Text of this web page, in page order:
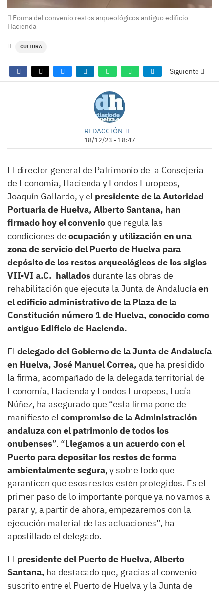
Forma del convenio restos arqueológicos antiguo edificio
Hacienda
CULTURA
Siguiente
REDACCIÓN
18/12/23 - 18:47
El director general de Patrimonio de la Consejería
de Economía, Hacienda y Fondos Europeos,
Joaquín Gallardo, y el presidente de la Autoridad
Portuaria de Huelva, Alberto Santana, han
firmado hoy el convenio que regula las
condiciones de ocupación y utilización en una
zona de servicio del Puerto de Huelva para
depósito de los restos arqueológicos de los siglos
VII-VI a.C. hallados durante las obras de
rehabilitación que ejecuta la Junta de Andalucía en
el edificio administrativo de la Plaza de la
Constitución número 1 de Huelva, conocido como
antiguo Edificio de Hacienda.
El delegado del Gobierno de la Junta de Andalucía
en Huelva, José Manuel Correa, que ha presidido
la firma, acompañado de la delegada territorial de
Economía, Hacienda y Fondos Europeos, Lucía
Núñez, ha asegurado que “esta firma pone de
manifiesto el compromiso de la Administración
andaluza con el patrimonio de todos los
onubenses”. “Llegamos a un acuerdo con el
Puerto para depositar los restos de forma
ambientalmente segura, y sobre todo que
garanticen que esos restos estén protegidos. Es el
primer paso de lo importante porque ya no vamos a
parar y, a partir de ahora, empezaremos con la
ejecución material de las actuaciones”, ha
apostillado el delegado.
El presidente del Puerto de Huelva, Alberto
Santana, ha destacado que, gracias al convenio
suscrito entre el Puerto de Huelva y la Junta de